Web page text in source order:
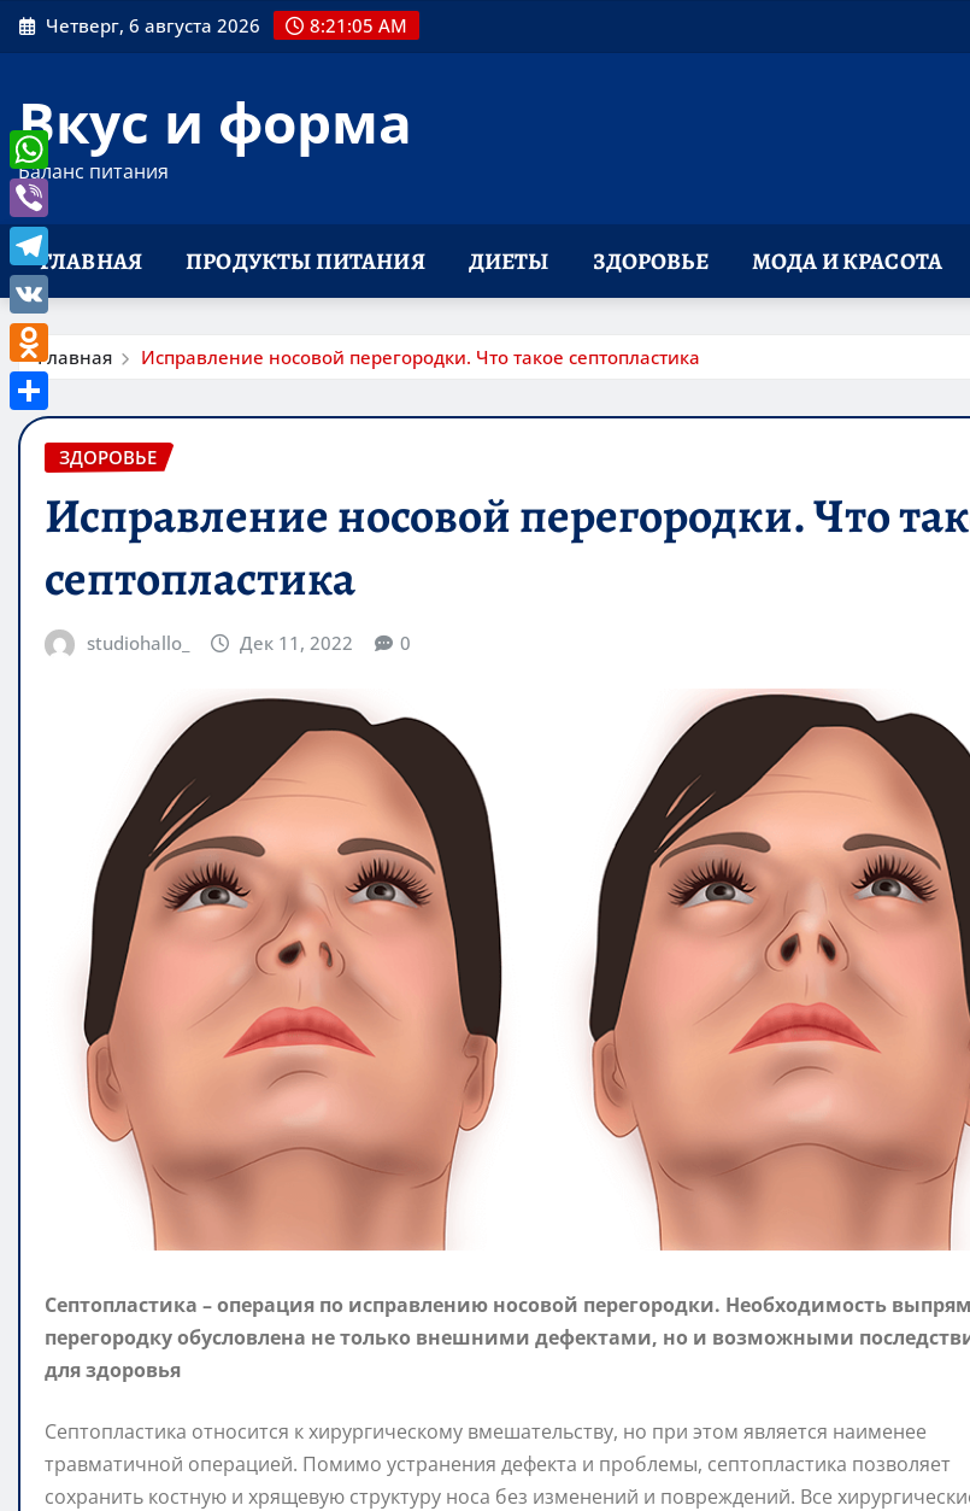
Перейти
к
Четверг, 6 августа 2026 8:21:07 AM
Вкус и форма
Баланс питания
ГЛАВНАЯ ПРОДУКТЫ ПИТАНИЯ ДИЕТЫ ЗДОРОВЬЕ МОДА И КРАСОТА
Главная Исправление носовой перегородки. Что такое септопластика
ЗДОРОВЬЕ
Исправление носовой перегородки. Что
септопластика
studiohallo_ Дек 11, 2022 0
Септопластика – операция по исправлению носовой перегородки. Необходимость
перегородку обусловлена не только внешними дефектами, но и возможными
для здоровья
Cептопластика относится к хирургическому вмешательству, но при этом является наименее
травматичной операцией. Помимо устранения дефекта и проблемы, септопластика позволяет
сохранить костную и хрящевую структуру носа без изменений и повреждений. Все
WhatsApp
Viber
Telegram
VK
Odnoklassniki
Отправить